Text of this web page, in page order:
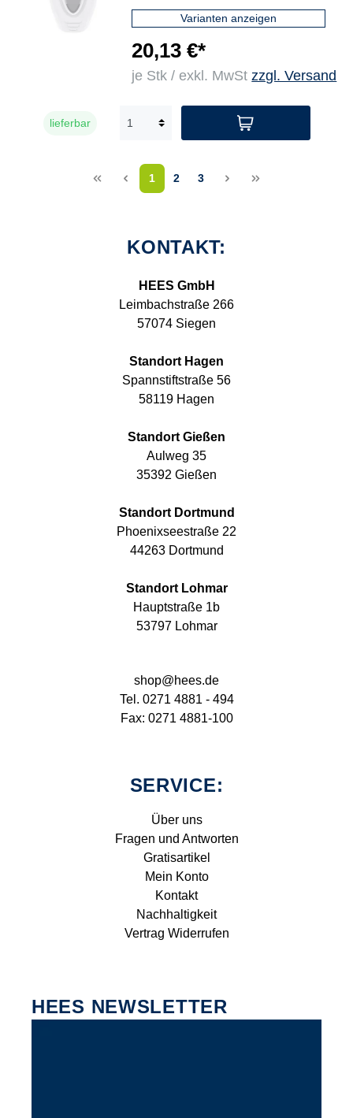
Varianten anzeigen
20,13 €*
je Stk / exkl. MwStzzgl. Versand
lieferbar
<< < 1 2 3 > >>
KONTAKT:
HEES GmbH
Leimbachstraße 266
57074 Siegen
Standort Hagen
Spannstiftstraße 56
58119 Hagen
Standort Gießen
Aulweg 35
35392 Gießen
Standort Dortmund
Phoenixseestraße 22
44263 Dortmund
Standort Lohmar
Hauptstraße 1b
53797 Lohmar
shop@hees.de
Tel. 0271 4881 - 494
Fax: 0271 4881-100
SERVICE:
Über uns
Fragen und Antworten
Gratisartikel
Mein Konto
Kontakt
Nachhaltigkeit
Vertrag Widerrufen
HEES NEWSLETTER